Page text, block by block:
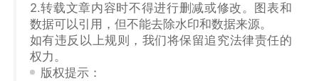
2.转载文章内容时不得进行删减或修改。图表和
数据可以引用，但不能去除水印和数据来源。
如有违反以上规则，我们将保留追究法律责任的
权力。
版权提示：